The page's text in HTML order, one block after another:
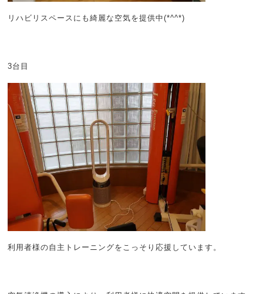
リハビリスペースにも綺麗な空気を提供中(*^^*)
3台目
利用者様の自主トレーニングをこっそり応援しています。